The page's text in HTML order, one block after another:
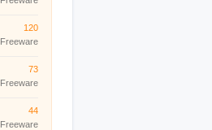
120
Freeware
73
Freeware
44
Freeware